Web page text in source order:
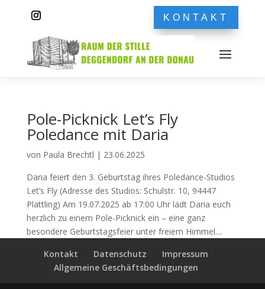
KONTAKT
Pole-Picknick Let’s Fly
Poledance mit Daria
von Paula Brechtl | 23.06.2025
Daria feiert den 3. Geburtstag ihres Poledance-Studios
Let’s Fly (Adresse des Studios: Schulstr. 10, 94447
Plattling) Am 19.07.2025 ab 17:00 Uhr lädt Daria euch
herzlich zu einem Pole-Picknick ein – eine ganz
besondere Geburtstagsfeier unter freiem Himmel....
Kontakt
Datenschutz
Impressum
Allgemeine Geschäftsbedingungen